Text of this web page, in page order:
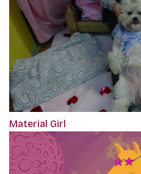
Material Girl